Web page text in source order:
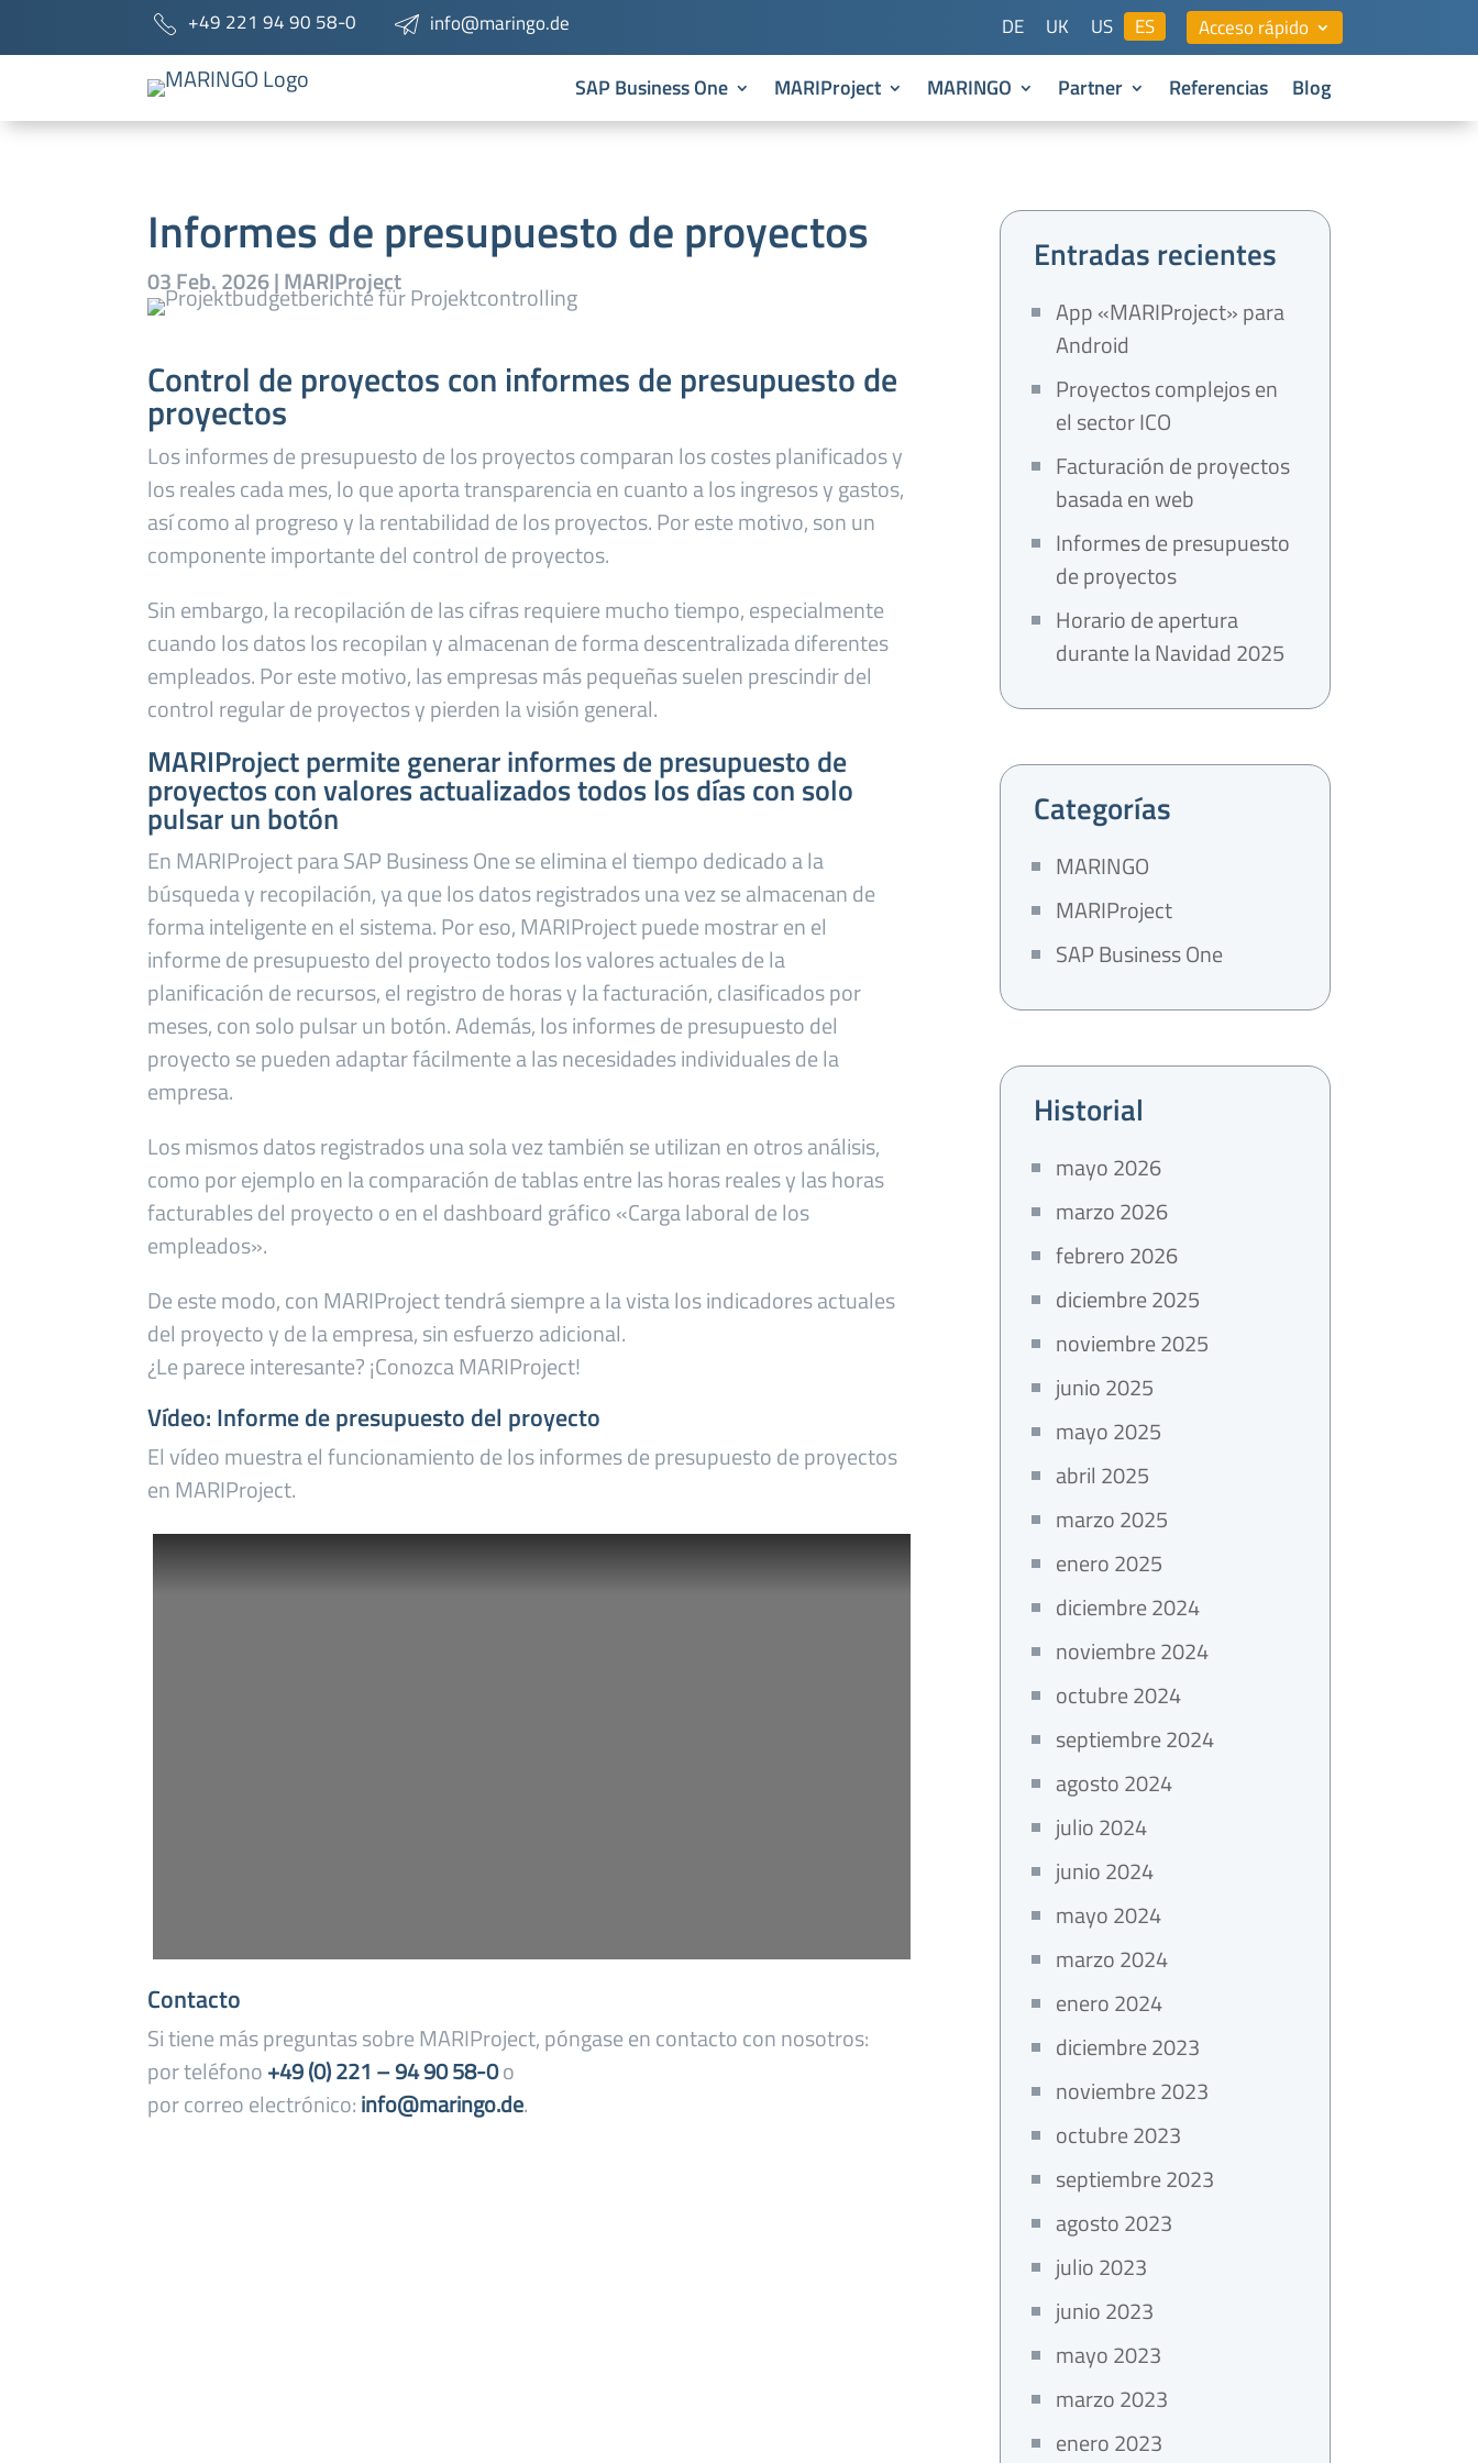
+49 221 94 90 58-0 info@maringo.de Acceso rápido
DE UK US ES
SAP Business One MARIProject MARINGO Partner Referencias Blog
Informes de presupuesto de proyectos
03 Feb. 2026|MARIProject
Control de proyectos con informes de presupuesto de
proyectos
Los informes de presupuesto de los proyectos comparan los costes planificados y
los reales cada mes, lo que aporta transparencia en cuanto a los ingresos y gastos,
así como al progreso y la rentabilidad de los proyectos. Por este motivo, son un
componente importante del control de proyectos.
Sin embargo, la recopilación de las cifras requiere mucho tiempo, especialmente
cuando los datos los recopilan y almacenan de forma descentralizada diferentes
empleados. Por este motivo, las empresas más pequeñas suelen prescindir del
control regular de proyectos y pierden la visión general.
MARIProject permite generar informes de presupuesto de
proyectos con valores actualizados todos los días con solo
pulsar un botón
En MARIProject para SAP Business One se elimina el tiempo dedicado a la
búsqueda y recopilación, ya que los datos registrados una vez se almacenan de
forma inteligente en el sistema. Por eso, MARIProject puede mostrar en el
informe de presupuesto del proyecto todos los valores actuales de la
planificación de recursos, el registro de horas y la facturación, clasificados por
meses, con solo pulsar un botón. Además, los informes de presupuesto del
proyecto se pueden adaptar fácilmente a las necesidades individuales de la
empresa.
Los mismos datos registrados una sola vez también se utilizan en otros análisis,
como por ejemplo en la comparación de tablas entre las horas reales y las horas
facturables del proyecto o en el dashboard gráfico «Carga laboral de los
empleados».
De este modo, con MARIProject tendrá siempre a la vista los indicadores actuales
del proyecto y de la empresa, sin esfuerzo adicional.
¿Le parece interesante? ¡Conozca MARIProject!
Vídeo: Informe de presupuesto del proyecto
El vídeo muestra el funcionamiento de los informes de presupuesto de proyectos
en MARIProject.
Contacto
Si tiene más preguntas sobre MARIProject, póngase en contacto con nosotros:
por teléfono+49 (0) 221 – 94 90 58-0o
por correo electrónico:info@maringo.de.
Entradas recientes
App «MARIProject» para
Android
Proyectos complejos en
el sector ICO
Facturación de proyectos
basada en web
Informes de presupuesto
de proyectos
Horario de apertura
durante la Navidad 2025
Categorías
MARINGO
MARIProject
SAP Business One
Historial
mayo 2026
marzo 2026
febrero 2026
diciembre 2025
noviembre 2025
junio 2025
mayo 2025
abril 2025
marzo 2025
enero 2025
diciembre 2024
noviembre 2024
octubre 2024
septiembre 2024
agosto 2024
julio 2024
junio 2024
mayo 2024
marzo 2024
enero 2024
diciembre 2023
noviembre 2023
octubre 2023
septiembre 2023
agosto 2023
julio 2023
junio 2023
mayo 2023
marzo 2023
enero 2023